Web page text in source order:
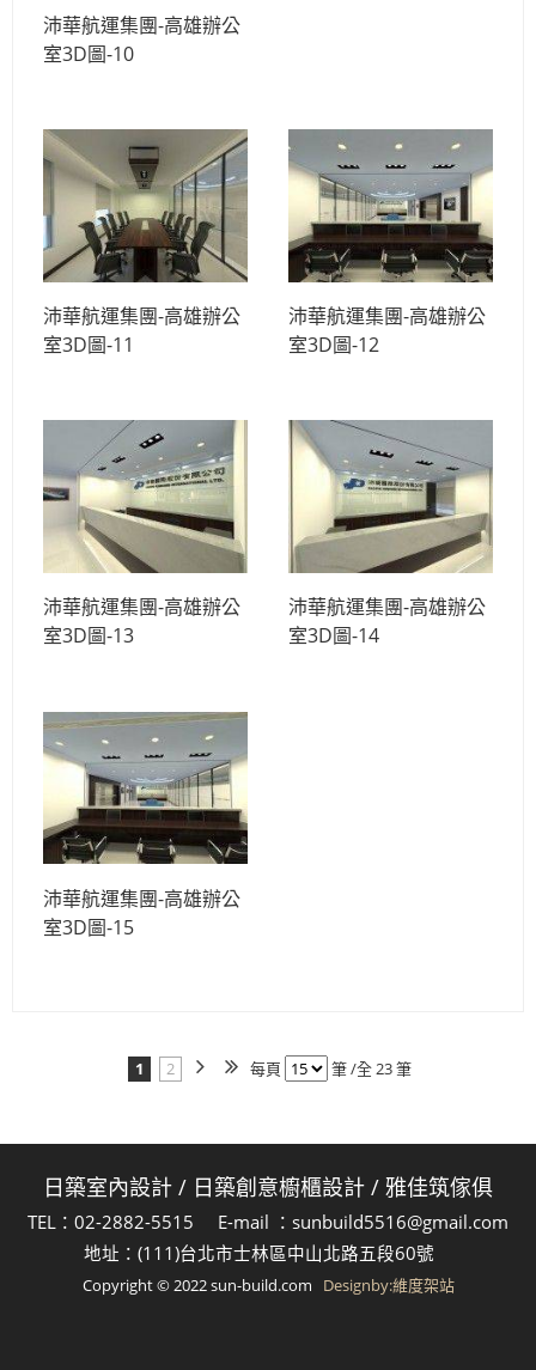
沛華航運集團-高雄辦公
室3D圖-10
沛華航運集團-高雄辦公
室3D圖-11
沛華航運集團-高雄辦公
室3D圖-12
沛華航運集團-高雄辦公
室3D圖-13
沛華航運集團-高雄辦公
室3D圖-14
沛華航運集團-高雄辦公
室3D圖-15
1 2 每頁 筆 /全 23 筆
日築室內設計 / 日築創意櫥櫃設計 / 雅佳筑傢俱
TEL：02-2882-5515 E-mail ：sunbuild5516@gmail.com
地址：(111)台北市士林區中山北路五段60號
Copyright © 2022 sun-build.com Designby:維度架站